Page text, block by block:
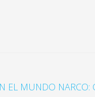
EL MUNDO NARCO: